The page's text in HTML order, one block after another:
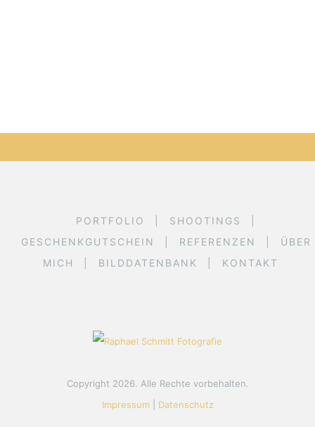
PORTFOLIO
SHOOTINGS
GESCHENKGUTSCHEIN
REFERENZEN
ÜBER
MICH
BILDDATENBANK KONTAKT
Copyright 2026. Alle Rechte vorbehalten.
Impressum| Datenschutz